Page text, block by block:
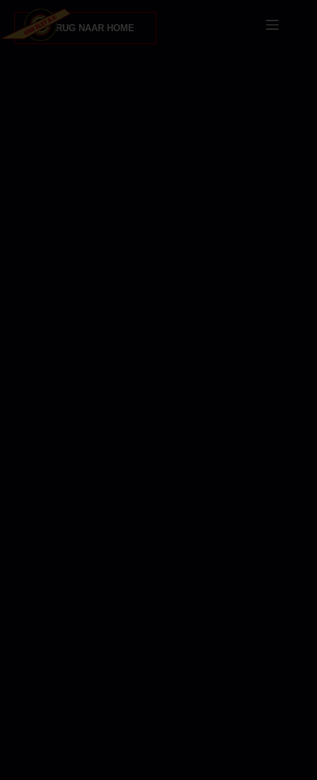
TERUG NAAR HOME